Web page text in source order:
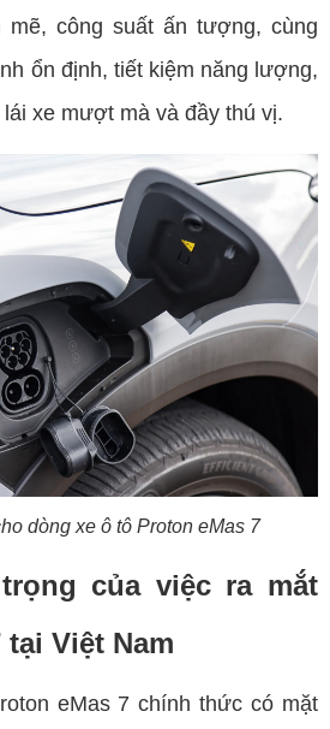
mẽ, công suất ấn tượng, cùng
ổn định, tiết kiệm năng lượng,
xe mượt mà và đầy thú vị.
dòng xe ô tô Proton eMas 7
của việc ra mắt
Việt Nam
eMas 7 chính thức có mặt